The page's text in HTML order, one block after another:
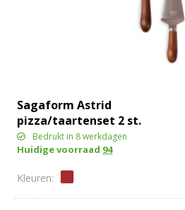
Sagaform Astrid
pizza/taartenset 2 st.
Bedrukt in 8 werkdagen
Huidige voorraad 94